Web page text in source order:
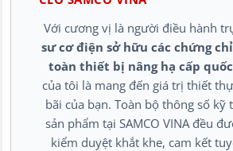
Với cương vị là người điều hành
sư cơ điện sở hữu các chứng
toàn thiết bị nâng hạ cấp
của tôi là mang đến giá trị thiết
bãi của bạn. Toàn bộ thông số kỹ
sản phẩm tại SAMCO VINA đều
kiểm duyệt khắt khe, cam kết